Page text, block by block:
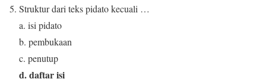
Struktur dari teks pidato kecuali …
a. isi pidato
b. pembukaan
c. penutup
d. daftar isi